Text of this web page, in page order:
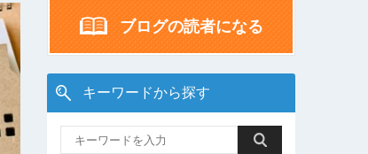
ブログの読者になる
キーワードから探す